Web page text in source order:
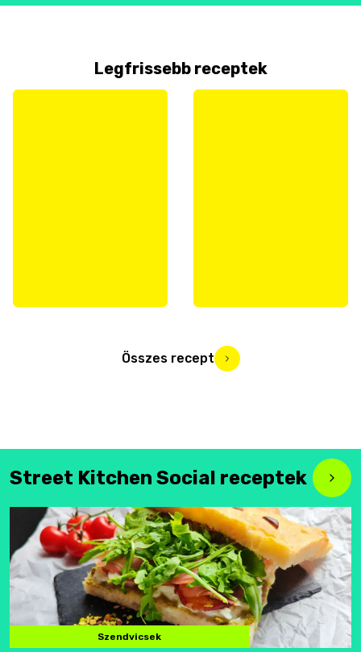
Legfrissebb receptek
Összes recept
Street Kitchen Social receptek
Szendvicsek